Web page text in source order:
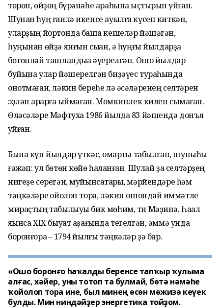
төрөп, өйҙөң бүрәнәһе араһына ҡыҫтырып ҡуйған.
Шунан һуң ғаилә икенсе ауылға күсеп киткән,
уларҙың йортонда башҡа кешеләр йәшәгән,
һуңынан өйҙә янғын сыҡҡан, ә һуңғы йылдарҙа
бөтөнләй ташландыҡҡа әүерелгән. Ошо йылдар
буйына улар йәшерелгән биҙәүес тураһында
онотмаған, ләкин береһе лә әсәләренең селтәрен
эҙләп ҡарарға ҡыймаған. Мөмкинлек килеп сыҡмаған.
Өләсәләре Мәфтуха 1986 йылда 83 йәшендә донъя
ҡуйған.
Бына күп йылдар үткәс, ҡомартҡы табылған, шуныһы
ғәжәп: ул бөтөн көйө һаҡланған. Шулай ҙа селтәрҙең
нигеҙе серегән, муйынсаҡтары, мәрйендәре һәм
тәңкәләре ҡойолоп тора, ләкин ошондай ҡиммәтле
мираҫтың табылыуы бик мөһим, ти Мәҙинә. Һаҡал
яҡынса XIX быуат аҙағында тегелгән, әммә унда
боронғораҡ – 1794 йылғы тәңкәләр ҙә бар.
«Ошо боронғо һаҡалды беренсе тапҡыр ҡулыма
алғас, хәйер, уны тотоп та булмай, бөтә нәмәһе
ҡойолоп тора ине, был минең өсөн мөжизә кеүек
булды. Мин ниндәйҙер энергетика тойҙом.